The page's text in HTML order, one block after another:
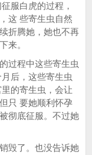
服白虎的过程，
这 些寄生虫自然
折腾她，她也不再
来。
过程中这些寄生虫
后，这些寄生虫
的寄生虫，会让
只 要她顺利怀孕
彻底征服。不过她
毁了。也没告诉她